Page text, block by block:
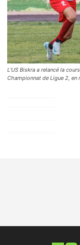
L’US Biskra a relancé la
Championnat de Ligue 2, en